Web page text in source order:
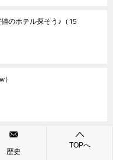
のホテル探そう♪ （15
（12 view）
歴史
TOPへ